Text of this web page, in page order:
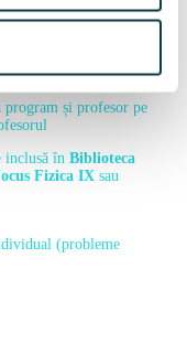
calendarului.
(probleme selectate,
și profesor pe
inclusă în Biblioteca
Fizica IX sau
(probleme